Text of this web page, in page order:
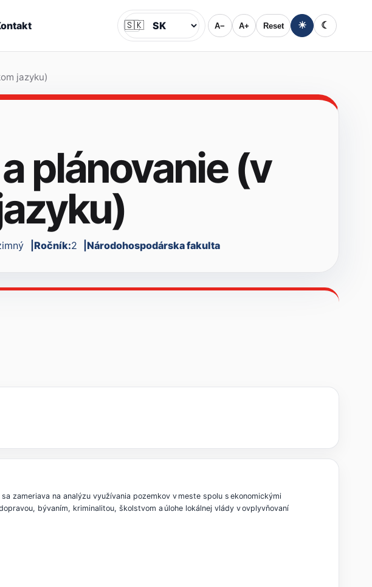
Jazyk
🇸🇰 A− A+ Reset ☀ ☾
jazyku)
plánovanie (v
Ročník:2 Národohospodárska fakulta
zameriava na analýzu využívania pozemkov v meste spolu s ekonomickými
bývaním, kriminalitou, školstvom a úlohe lokálnej vlády v ovplyvňovaní